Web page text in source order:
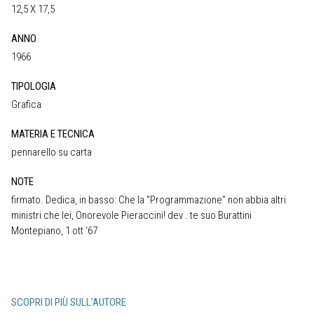
12,5 X 17,5
ANNO
1966
TIPOLOGIA
Grafica
MATERIA E TECNICA
pennarello su carta
NOTE
firmato. Dedica, in basso: Che la "Programmazione" non abbia altri
ministri che lei, Onorevole Pieraccini! dev . te suo Burattini
Montepiano, 1 ott ‘67
SCOPRI DI PIÙ SULL'AUTORE